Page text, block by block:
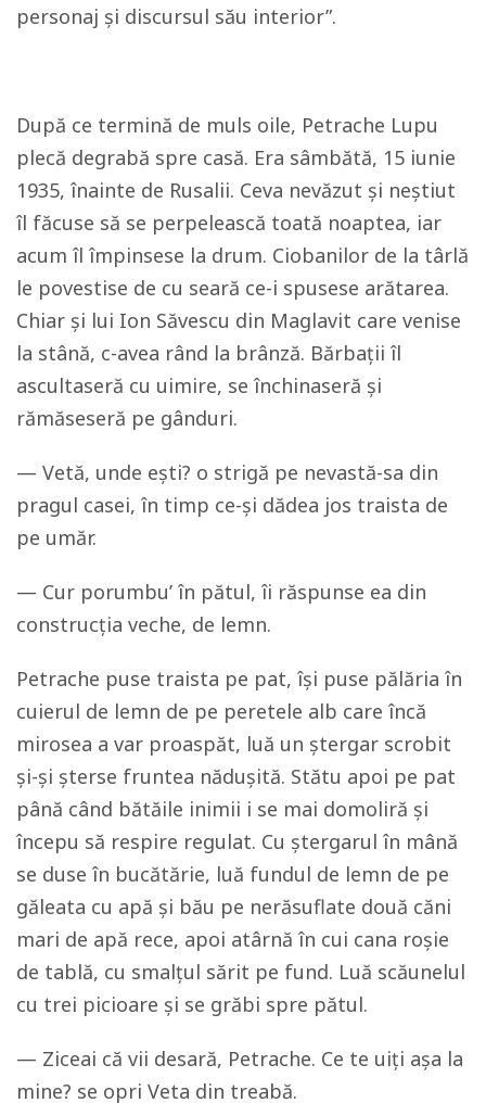
personaj și discursul său interior”.
După ce termină de muls oile, Petrache Lupu
plecă degrabă spre casă. Era sâmbătă, 15 iunie
1935, înainte de Rusalii. Ceva nevăzut și neștiut
îl făcuse să se perpelească toată noaptea, iar
acum îl împinsese la drum. Ciobanilor de la târlă
le povestise de cu seară ce-i spusese arătarea.
Chiar și lui Ion Săvescu din Maglavit care venise
la stână, c-avea rând la brânză. Bărbații îl
ascultaseră cu uimire, se închinaseră și
rămăseseră pe gânduri.
— Vetă, unde ești? o strigă pe nevastă-sa din
pragul casei, în timp ce-și dădea jos traista de
pe umăr.
— Cur porumbu’ în pătul, îi răspunse ea din
construcția veche, de lemn.
Petrache puse traista pe pat, își puse pălăria în
cuierul de lemn de pe peretele alb care încă
mirosea a var proaspăt, luă un ștergar scrobit
și-și șterse fruntea nădușită. Stătu apoi pe pat
până când bătăile inimii i se mai domoliră și
începu să respire regulat. Cu ștergarul în mână
se duse în bucătărie, luă fundul de lemn de pe
găleata cu apă și bău pe nerăsuflate două căni
mari de apă rece, apoi atârnă în cui cana roșie
de tablă, cu smalțul sărit pe fund. Luă scăunelul
cu trei picioare și se grăbi spre pătul.
— Ziceai că vii desară, Petrache. Ce te uiți așa la
mine? se opri Veta din treabă.